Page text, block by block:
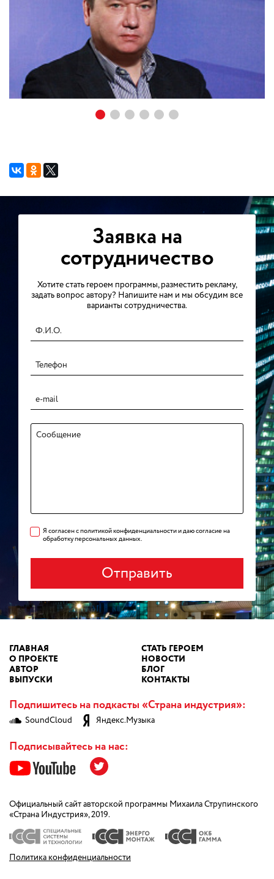
Заявка на
сотрудничество
Хотите стать героем программы, разместить рекламу,
задать вопрос автору? Напишите нам и мы обсудим все
варианты сотрудничества.
Я согласен с политикой конфиденциальности и даю согласие на
обработку персональных данных.
Отправить
ГЛАВНАЯ
О ПРОЕКТЕ
АВТОР
ВЫПУСКИ
СТАТЬ ГЕРОЕМ
НОВОСТИ
БЛОГ
КОНТАКТЫ
Подпишитесь на подкасты «Страна индустрия»:
SoundCloud Яндекс.Музыка
Подписывайтесь на нас:
Официальный сайт авторской программы Михаила Струпинского
«Страна Индустрия», 2019.
Политика конфиденциальности